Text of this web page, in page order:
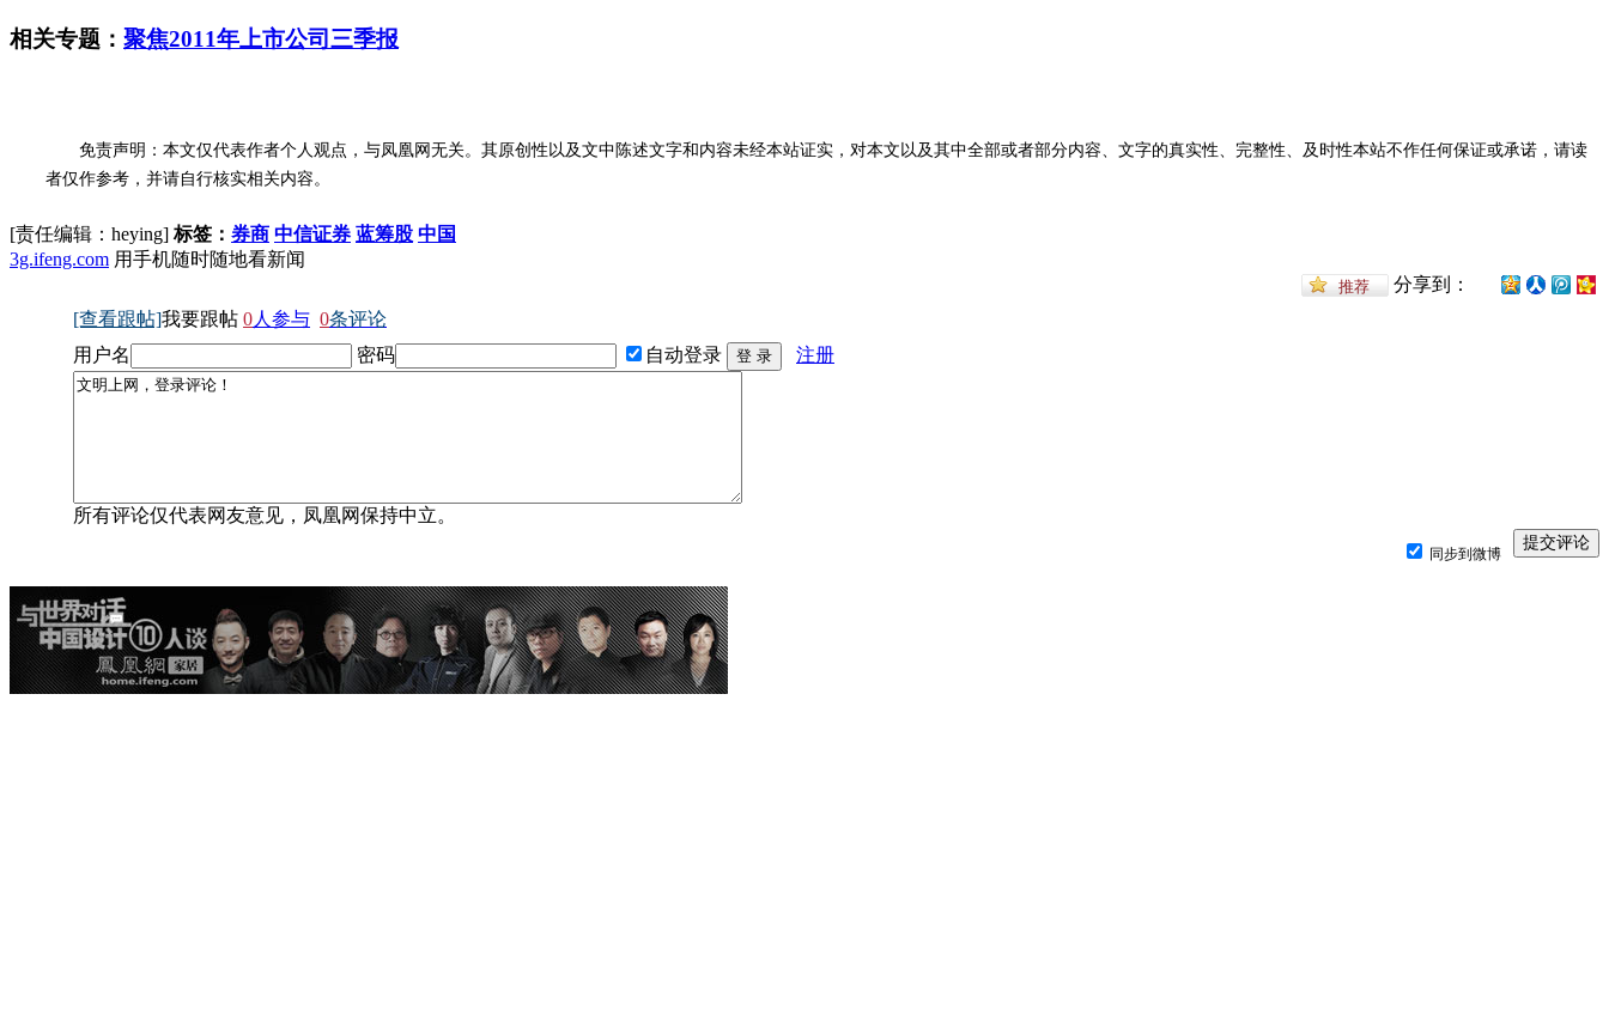
相关专题： 聚焦2011年上市公司三季报
免责声明：本文仅代表作者个人观点，与凤凰网无关。其原创性以及文中陈述文字和内容未经本站证实，对本文以及其中全部或者部分内容、文字的真实性、完整性、及时性本站不作任何保证或承诺，请读
者仅作参考，并请自行核实相关内容。
[责任编辑：heying] 标签： 券商 中信证券 蓝筹股 中国
3g.ifeng.com 用手机随时随地看新闻
分享到：
[查看跟帖]我要跟帖 0人参与 0条评论
用户名
密码 自动登录 注册
所有评论仅代表网友意见，凤凰网保持中立。
同步到微博